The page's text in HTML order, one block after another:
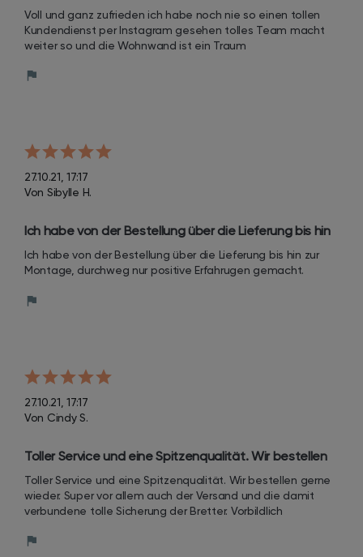
tollen Kundendienst per Instagram gesehen tolles
Team macht weiter so und die Wohnwand ist ein
Traum
Voll und ganz zufrieden ich habe noch nie so einen tollen
Kundendienst per Instagram gesehen tolles Team macht
weiter so und die Wohnwand ist ein Traum
27.10.21, 17:17
Von Sibylle H.
Ich habe von der Bestellung über die Lieferung bis hin
zur Montage, durchweg nur positive Erfahrugen
gemacht.
Ich habe von der Bestellung über die Lieferung bis hin zur
Montage, durchweg nur positive Erfahrugen gemacht.
27.10.21, 17:17
Von Cindy S.
Toller Service und eine Spitzenqualität. Wir bestellen
gerne wieder. Super vor allem auch der Versand und
die damit verbundene tolle Sicherung der Bretter.
Toller Service und eine Spitzenqualität. Wir bestellen gerne
wieder. Super vor allem auch der Versand und die damit
verbundene tolle Sicherung der Bretter. Vorbildlich